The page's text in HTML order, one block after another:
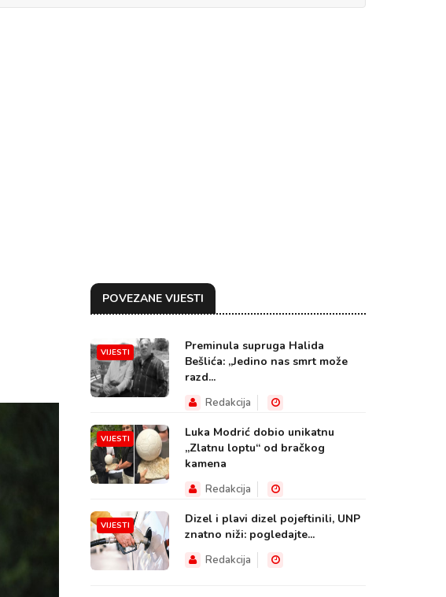
POVEZANE VIJESTI
VIJESTI
Preminula supruga Halida
Bešlića: „Jedino nas smrt može
razd...
Redakcija
VIJESTI
Luka Modrić dobio unikatnu
„Zlatnu loptu“ od bračkog
kamena
Redakcija
VIJESTI
Dizel i plavi dizel pojeftinili, UNP
znatno niži: pogledajte...
Redakcija